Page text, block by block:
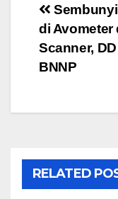
Post
di Avometer
Scanner,
BNNP
RELATED